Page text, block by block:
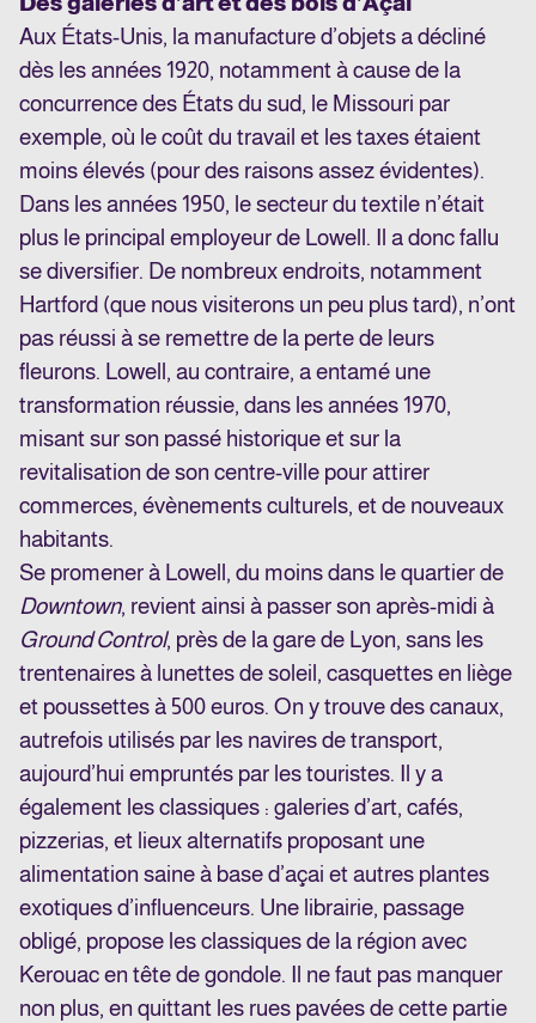
Aux États-Unis, la manufacture d’objets a décliné
dès les années 1920, notamment à cause de la
concurrence des États du sud, le Missouri par
exemple, où le coût du travail et les taxes étaient
moins élevés (pour des raisons assez évidentes).
Dans les années 1950, le secteur du textile n’était
plus le principal employeur de Lowell. Il a donc fallu
se diversifier. De nombreux endroits, notamment
Hartford (que nous visiterons un peu plus tard), n’ont
pas réussi à se remettre de la perte de leurs
fleurons. Lowell, au contraire, a entamé une
transformation réussie, dans les années 1970,
misant sur son passé historique et sur la
revitalisation de son centre-ville pour attirer
commerces, évènements culturels, et de nouveaux
habitants.
Se promener à Lowell, du moins dans le quartier de
Downtown, revient ainsi à passer son après-midi à
Ground Control, près de la gare de Lyon, sans les
trentenaires à lunettes de soleil, casquettes en liège
et poussettes à 500 euros. On y trouve des canaux,
autrefois utilisés par les navires de transport,
aujourd’hui empruntés par les touristes. Il y a
également les classiques : galeries d’art, cafés,
pizzerias, et lieux alternatifs proposant une
alimentation saine à base d’açai et autres plantes
exotiques d’influenceurs. Une librairie, passage
obligé, propose les classiques de la région avec
Kerouac en tête de gondole. Il ne faut pas manquer
non plus, en quittant les rues pavées de cette partie